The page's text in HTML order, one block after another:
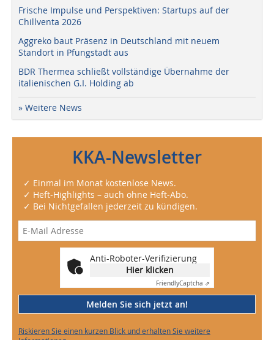
Frische Impulse und Perspektiven: Startups auf der
Chillventa 2026
Aggreko baut Präsenz in Deutschland mit neuem
Standort in Pfungstadt aus
BDR Thermea schließt vollständige Übernahme der
italienischen G.I. Holding ab
» Weitere News
KKA-Newsletter
✓ Einmal im Monat kostenlose News.
✓ Heft-Highlights – auch ohne Heft-Abo.
✓ Bei Nichtgefallen jederzeit zu kündigen.
Anti-Roboter-Verifizierung
Hier klicken
FriendlyCaptcha ⇗
Melden Sie sich jetzt an!
Riskieren Sie einen kurzen Blick und erhalten Sie weitere